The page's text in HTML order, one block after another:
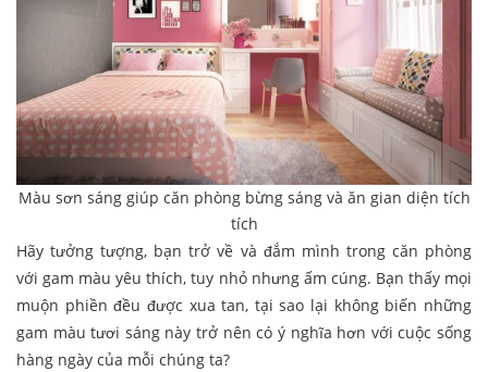
Màu sơn sáng giúp căn phòng bừng sáng và ăn gian diện tích
tích
Hãy tưởng tượng, bạn trở về và đắm mình trong căn phòng
với gam màu yêu thích, tuy nhỏ nhưng ấm cúng. Bạn thấy mọi
muộn phiền đều được xua tan, tại sao lại không biến những
gam màu tươi sáng này trở nên có ý nghĩa hơn với cuộc sống
hàng ngày của mỗi chúng ta?